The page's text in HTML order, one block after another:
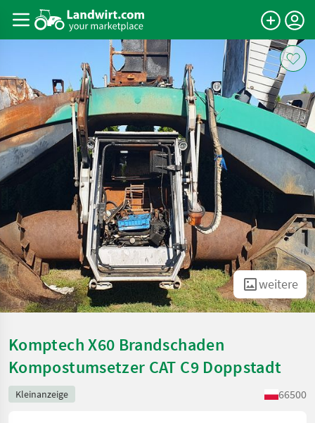
weitere
Komptech X60 Brandschaden
Kompostumsetzer CAT C9 Doppstadt
Kleinanzeige 66500